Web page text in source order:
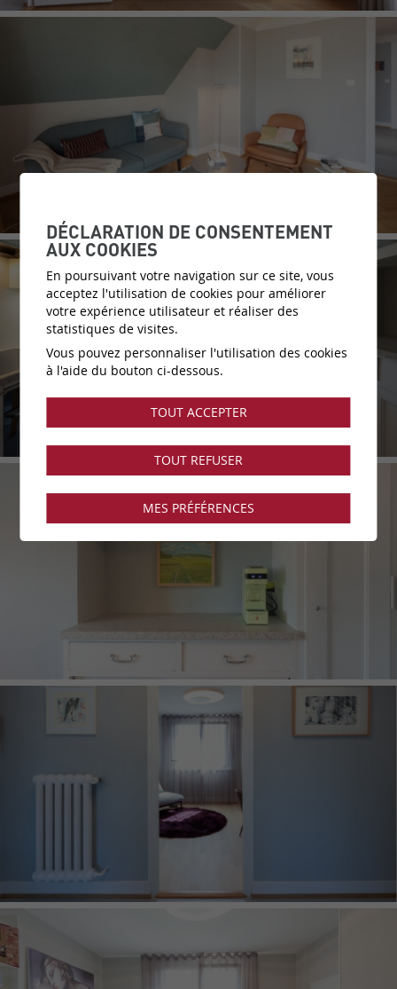
DÉCLARATION DE CONSENTEMENT
AUX COOKIES
En poursuivant votre navigation sur ce site, vous
acceptez l'utilisation de cookies pour améliorer
votre expérience utilisateur et réaliser des
statistiques de visites.
Vous pouvez personnaliser l'utilisation des cookies
à l'aide du bouton ci-dessous.
TOUT ACCEPTER
TOUT REFUSER
MES PRÉFÉRENCES